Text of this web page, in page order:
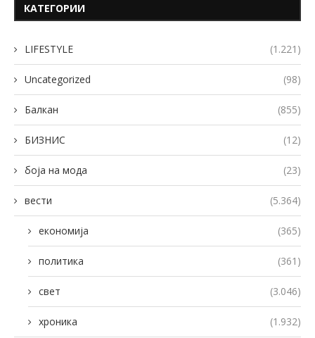
КАТЕГОРИИ
LIFESTYLE (1.221)
Uncategorized (98)
Балкан (855)
БИЗНИС (12)
боја на мода (23)
вести (5.364)
економија (365)
политика (361)
свет (3.046)
хроника (1.932)